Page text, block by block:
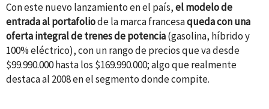
Con este nuevo lanzamiento en el país,el modelo de
entrada al portafoliode la marca francesaqueda con una
oferta integral de trenes de potencia(gasolina, híbrido y
100% eléctrico), con un rango de precios que va desde
$99.990.000 hasta los $169.990.000; algo que realmente
destaca al 2008 en el segmento donde compite.